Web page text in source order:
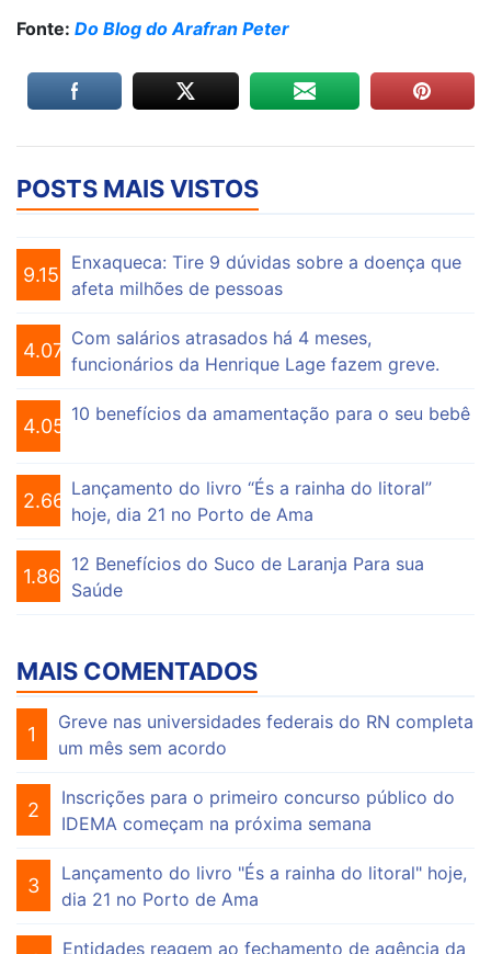
Fonte: Do Blog do Arafran Peter
POSTS MAIS VISTOS
9.158
Enxaqueca: Tire 9 dúvidas sobre a doença que
afeta milhões de pessoas
4.076
Com salários atrasados há 4 meses,
funcionários da Henrique Lage fazem greve.
4.056
10 benefícios da amamentação para o seu bebê
2.661
Lançamento do livro “És a rainha do litoral”
hoje, dia 21 no Porto de Ama
1.864
12 Benefícios do Suco de Laranja Para sua
Saúde
MAIS COMENTADOS
1
Greve nas universidades federais do RN completa
um mês sem acordo
2
Inscrições para o primeiro concurso público do
IDEMA começam na próxima semana
3
Lançamento do livro "És a rainha do litoral" hoje,
dia 21 no Porto de Ama
Entidades reagem ao fechamento de agência da